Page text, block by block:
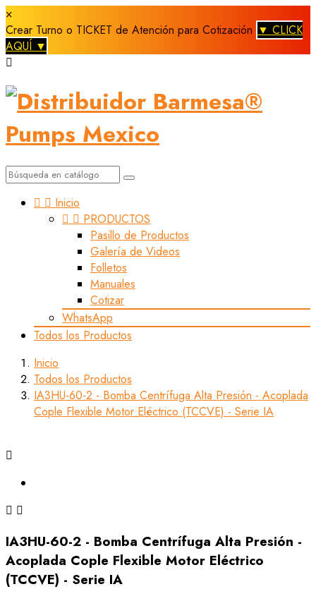
×
Crear Turno o TICKET de Atención para Cotización ▼ CLICK
AQUÍ ▼

  Inicio
  PRODUCTOS
Pasillo de Productos
Galería de Videos
Folletos
Manuales
Cotizar
WhatsApp
Todos los Productos
Inicio
Todos los Productos
IA3HU-60-2 - Bomba Centrífuga Alta Presión - Acoplada
Cople Flexible Motor Eléctrico (TCCVE) - Serie IA

 
IA3HU-60-2 - Bomba Centrífuga Alta Presión -
Acoplada Cople Flexible Motor Eléctrico
(TCCVE) - Serie IA